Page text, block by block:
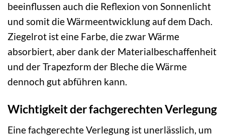
beeinflussen auch die Reflexion von Sonnenlicht
und somit die Wärmeentwicklung auf dem Dach.
Ziegelrot ist eine Farbe, die zwar Wärme
absorbiert, aber dank der Materialbeschaffenheit
und der Trapezform der Bleche die Wärme
dennoch gut abführen kann.
Wichtigkeit der fachgerechten Verlegung
Eine fachgerechte Verlegung ist unerlässlich, um